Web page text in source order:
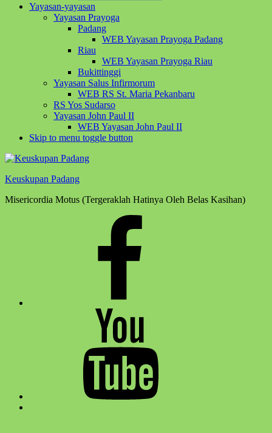
Yayasan-yayasan
Yayasan Prayoga
Padang
WEB Yayasan Prayoga Padang
Riau
WEB Yayasan Prayoga Riau
Bukittinggi
Yayasan Salus Infirmorum
WEB RS St. Maria Pekanbaru
RS Yos Sudarso
Yayasan John Paul II
WEB Yayasan John Paul II
Skip to menu toggle button
Keuskupan Padang
Misericordia Motus (Tergeraklah Hatinya Oleh Belas Kasihan)